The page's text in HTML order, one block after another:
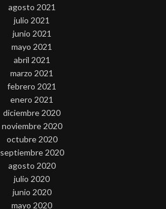
agosto 2021
julio 2021
junio 2021
mayo 2021
abril 2021
marzo 2021
febrero 2021
enero 2021
diciembre 2020
noviembre 2020
octubre 2020
septiembre 2020
agosto 2020
julio 2020
junio 2020
mayo 2020